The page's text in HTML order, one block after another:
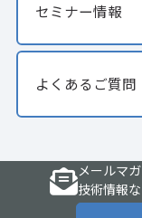
セミナー情報
よくあるご質問
メールマ
技術情報